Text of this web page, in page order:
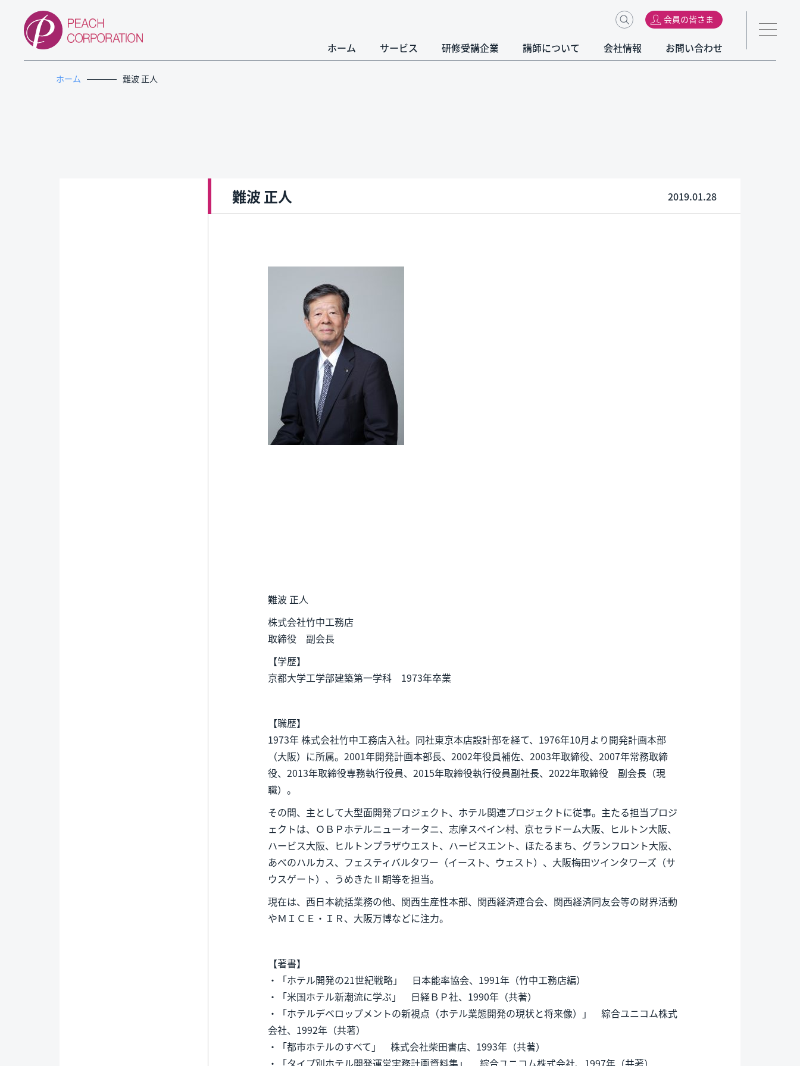
会員の皆さま
ホーム サービス 研修受講企業 講師について 会社情報 お問い合わせ
ホーム 難波 正人
難波 正人 2019.01.28
難波 正人
株式会社竹中工務店
取締役 副会長
【学歴】
京都大学工学部建築第一学科 1973年卒業
【職歴】
1973年 株式会社竹中工務店入社。同社東京本店設計部を経て、1976年10月より開発計画本部
（大阪）に所属。2001年開発計画本部長、2002年役員補佐、2003年取締役、2007年常務取締
役、2013年取締役専務執行役員、2015年取締役執行役員副社長、2022年取締役 副会長（現
職）。
その間、主として大型面開発プロジェクト、ホテル関連プロジェクトに従事。主たる担当プロジ
ェクトは、ＯＢＰホテルニューオータニ、志摩スペイン村、京セラドーム大阪、ヒルトン大阪、
ハービス大阪、ヒルトンプラザウエスト、ハービスエント、ほたるまち、グランフロント大阪、
あべのハルカス、フェスティバルタワー（イースト、ウェスト）、大阪梅田ツインタワーズ（サ
ウスゲート）、うめきたⅡ期等を担当。
現在は、西日本統括業務の他、関西生産性本部、関西経済連合会、関西経済同友会等の財界活動
やＭＩＣＥ・ＩＲ、大阪万博などに注力。
【著書】
・「ホテル開発の21世紀戦略」 日本能率協会、1991年（竹中工務店編）
・「米国ホテル新潮流に学ぶ」 日経ＢＰ社、1990年（共著）
・「ホテルデベロップメントの新視点（ホテル業態開発の現状と将来像）」 綜合ユニコム株式
会社、1992年（共著）
・「都市ホテルのすべて」 株式会社柴田書店、1993年（共著）
・「タイプ別ホテル開発運営実務計画資料集」 綜合ユニコム株式会社、1997年（共著）